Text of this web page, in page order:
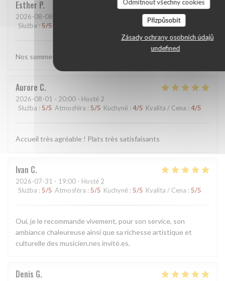
Odmítnout všechny cookies
Přizpůsobit
Zásady ochrany osobních údajů
undefined
Esther P
2026-08-08
Služba :5/5 /5 Kvalita / Cena
Nos sommes toujours aussi satisfaits des plats et de l'accueil.
Aurore C
2026-08-01 - 20:00 - Hosté 2
Služba : 5/5 Atmosféra : 5/5 Kuchyně : 4/5 Kvalita / Cena : 4/5
Accueil très agréable ! Plats très satisfaisants
Ivan C
2026-07-31 - 19:00 - Hosté 2
Služba : 5/5 Atmosféra : 5/5 Kuchyně : 5/5 Kvalita / Cena : 5/5
Oui, je le recommande vivement, pour son service, son
ambiance chaleureuse ainsi que sa richesse artistique et
culturelle des musicien.nes invité.es.
Denis G